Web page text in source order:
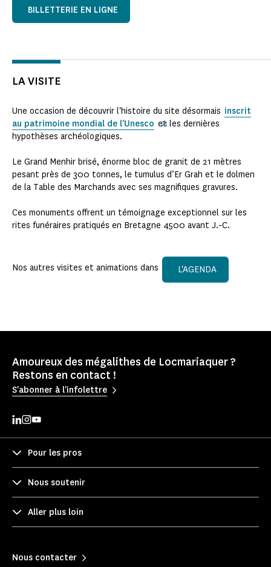
BILLETTERIE EN LIGNE
LA VISITE
Une occasion de découvrir l'histoire du site désormais inscrit
au patrimoine mondial de l'Unesco et les dernières
hypothèses archéologiques.
Le Grand Menhir brisé, énorme bloc de granit de 21 mètres
pesant près de 300 tonnes, le tumulus d’Er Grah et le dolmen
de la Table des Marchands avec ses magnifiques gravures.
Ces monuments offrent un témoignage exceptionnel sur les
rites funéraires pratiqués en Bretagne 4500 avant J.-C.
Nos autres visites et animations dans L'AGENDA
Amoureux des mégalithes de Locmariaquer ?
Restons en contact !
S'abonner à l'infolettre
Pour les pros
Nous soutenir
Aller plus loin
Nous contacter